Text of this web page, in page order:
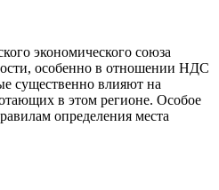
экономического союза
особенно в отношении НДС
существенно влияют на
в этом регионе. Особое
определения места